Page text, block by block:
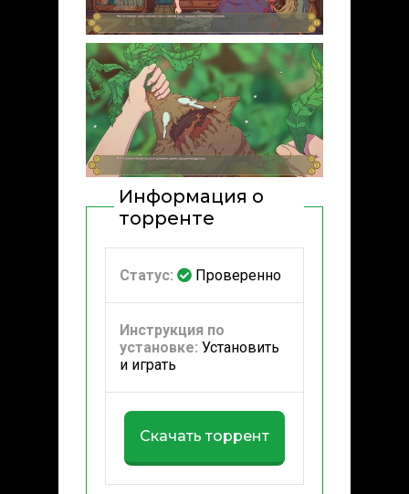
Информация о
торренте
Статус: Проверенно
Инструкция по
установке: Установить
и играть
Скачать торрент